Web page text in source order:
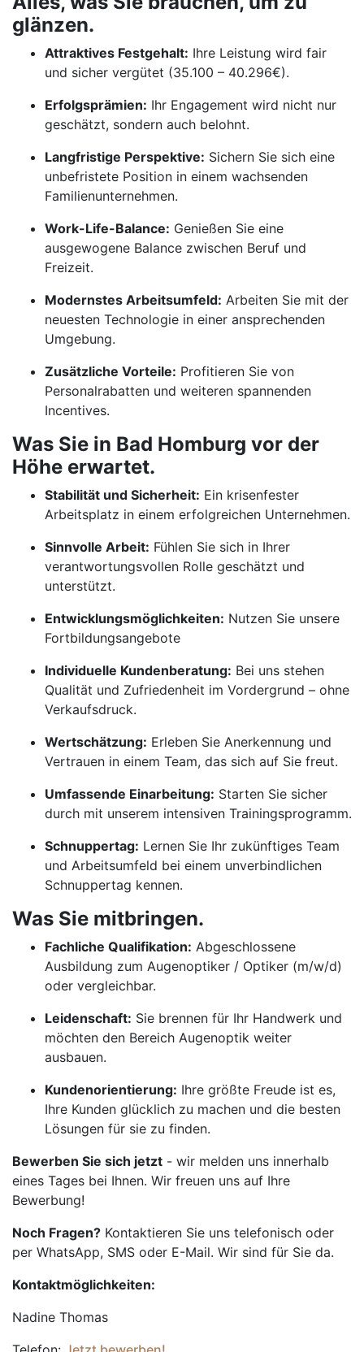
glänzen.
Attraktives Festgehalt: Ihre Leistung wird fair
und sicher vergütet (35.100 – 40.296€).
Erfolgsprämien: Ihr Engagement wird nicht nur
geschätzt, sondern auch belohnt.
Langfristige Perspektive: Sichern Sie sich eine
unbefristete Position in einem wachsenden
Familienunternehmen.
Work-Life-Balance: Genießen Sie eine
ausgewogene Balance zwischen Beruf und
Freizeit.
Modernstes Arbeitsumfeld: Arbeiten Sie mit der
neuesten Technologie in einer ansprechenden
Umgebung.
Zusätzliche Vorteile: Profitieren Sie von
Personalrabatten und weiteren spannenden
Incentives.
Was Sie in Bad Homburg vor der
Höhe erwartet.
Stabilität und Sicherheit: Ein krisenfester
Arbeitsplatz in einem erfolgreichen Unternehmen.
Sinnvolle Arbeit: Fühlen Sie sich in Ihrer
verantwortungsvollen Rolle geschätzt und
unterstützt.
Entwicklungsmöglichkeiten: Nutzen Sie unsere
Fortbildungsangebote
Individuelle Kundenberatung: Bei uns stehen
Qualität und Zufriedenheit im Vordergrund – ohne
Verkaufsdruck.
Wertschätzung: Erleben Sie Anerkennung und
Vertrauen in einem Team, das sich auf Sie freut.
Umfassende Einarbeitung: Starten Sie sicher
durch mit unserem intensiven Trainingsprogramm.
Schnuppertag: Lernen Sie Ihr zukünftiges Team
und Arbeitsumfeld bei einem unverbindlichen
Schnuppertag kennen.
Was Sie mitbringen.
Fachliche Qualifikation: Abgeschlossene
Ausbildung zum Augenoptiker / Optiker (m/w/d)
oder vergleichbar.
Leidenschaft: Sie brennen für Ihr Handwerk und
möchten den Bereich Augenoptik weiter
ausbauen.
Kundenorientierung: Ihre größte Freude ist es,
Ihre Kunden glücklich zu machen und die besten
Lösungen für sie zu finden.
Bewerben Sie sich jetzt - wir melden uns innerhalb
eines Tages bei Ihnen. Wir freuen uns auf Ihre
Bewerbung!
Noch Fragen? Kontaktieren Sie uns telefonisch oder
per WhatsApp, SMS oder E-Mail. Wir sind für Sie da.
Kontaktmöglichkeiten:
Nadine Thomas